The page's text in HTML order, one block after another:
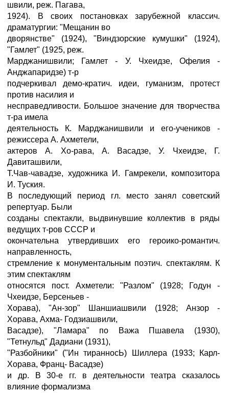
швили, реж. Пагава,
1924). В своих постановках зарубежной классич.
драматургии: "Мещанин во
дворянстве" (1924), "Виндзорские кумушки" (1924),
"Гамлет" (1925, реж.
Марджанишвили; Гамлет - У. Чхеидзе, Офелия -
Анджапаридзе) т-р
подчеркивал демо-кратич. идеи, гуманизм, протест
против насилия и
несправедливости. Большое значение для творчества
т-ра имела
деятельность К. Марджанишвили и его-учеников -
режиссера А. Ахметели,
актеров А. Хо-рава, А. Васадзе, У. Чхеидзе, Г.
Давиташвили,
Т.Чав-чавадзе, художника И. Гамрекели, композитора
И. Туския.
В последующий период гл. место занял советский
репертуар. Были
созданы спектакли, выдвинувшие коллектив в ряды
ведущих т-ров СССР и
окончательна утвердивших его героико-романтич.
направленность,
стремление к монументальным поэтич. спектаклям. К
этим спектаклям
относятся пост. Ахметели: "Разлом" (1928; Годун -
Чхеидзе, Берсеньев -
Хорава), "Ан-зор" Шаншиашвили (1928; Анзор -
Хорава, Ахма- Годзиашвили,
Васадзе), "Ламара" по Важа Пшавела (1930),
"Тетнульд" Дадиани (1931),
"Разбойники" ("Ин тиранносЬ) Шиллера (1933; Карл-
Хорава, Франц- Васадзе)
и др. В 30-е гг. в деятельности театра сказалось
влияние формализма